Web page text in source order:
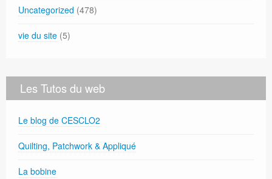
Uncategorized (478)
vie du site (5)
Les Tutos du web
Le blog de CESCLO2
Quilting, Patchwork & Appliqué
La bobine